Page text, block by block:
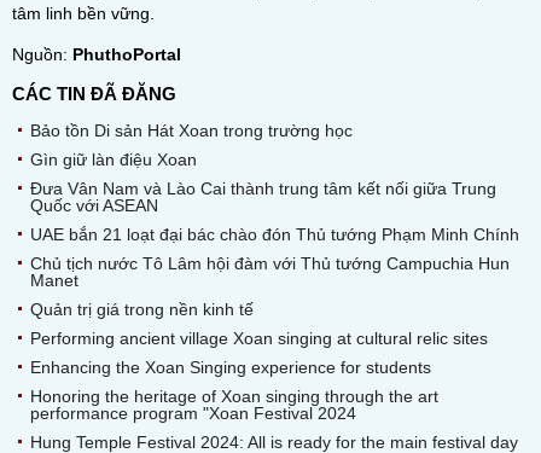
tâm linh bền vững.
Nguồn: PhuthoPortal
CÁC TIN ĐÃ ĐĂNG
Bảo tồn Di sản Hát Xoan trong trường học
Gìn giữ làn điệu Xoan
Đưa Vân Nam và Lào Cai thành trung tâm kết nối giữa Trung
Quốc với ASEAN
UAE bắn 21 loạt đại bác chào đón Thủ tướng Phạm Minh Chính
Chủ tịch nước Tô Lâm hội đàm với Thủ tướng Campuchia Hun
Manet
Quản trị giá trong nền kinh tế
Performing ancient village Xoan singing at cultural relic sites
Enhancing the Xoan Singing experience for students
Honoring the heritage of Xoan singing through the art
performance program "Xoan Festival 2024
Hung Temple Festival 2024: All is ready for the main festival day